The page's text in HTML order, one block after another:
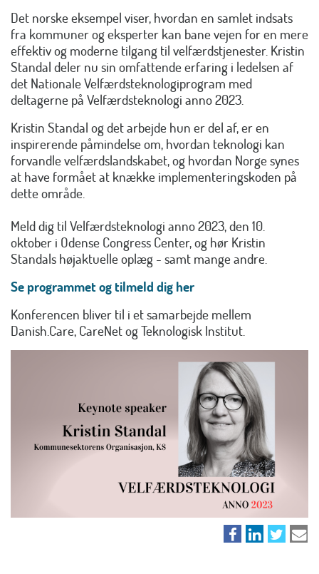
Det norske eksempel viser, hvordan en samlet indsats
fra kommuner og eksperter kan bane vejen for en mere
effektiv og moderne tilgang til velfærdstjenester. Kristin
Standal deler nu sin omfattende erfaring i ledelsen af
det Nationale Velfærdsteknologiprogram med
deltagerne på Velfærdsteknologi anno 2023.
Kristin Standal og det arbejde hun er del af, er en
inspirerende påmindelse om, hvordan teknologi kan
forvandle velfærdslandskabet, og hvordan Norge synes
at have formået at knække implementeringskoden på
dette område.
Meld dig til Velfærdsteknologi anno 2023,den 10.
oktober i Odense Congress Center,og hør Kristin
Standals højaktuelle oplæg - samt mange andre.
Se programmet og tilmeld dig her
Konferencen bliver til i et samarbejde mellem
Danish.Care, CareNet og Teknologisk Institut.